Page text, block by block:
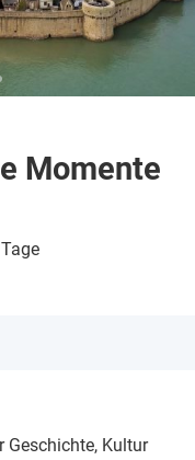
Momente
Geschichte, Kultur